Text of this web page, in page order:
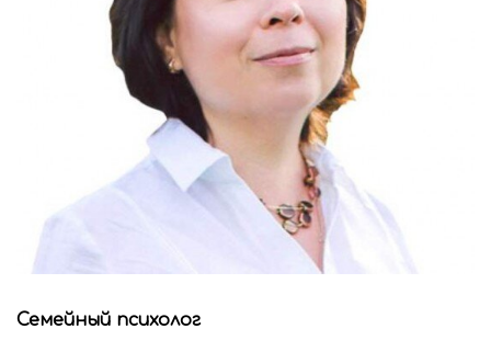
Семейный психолог